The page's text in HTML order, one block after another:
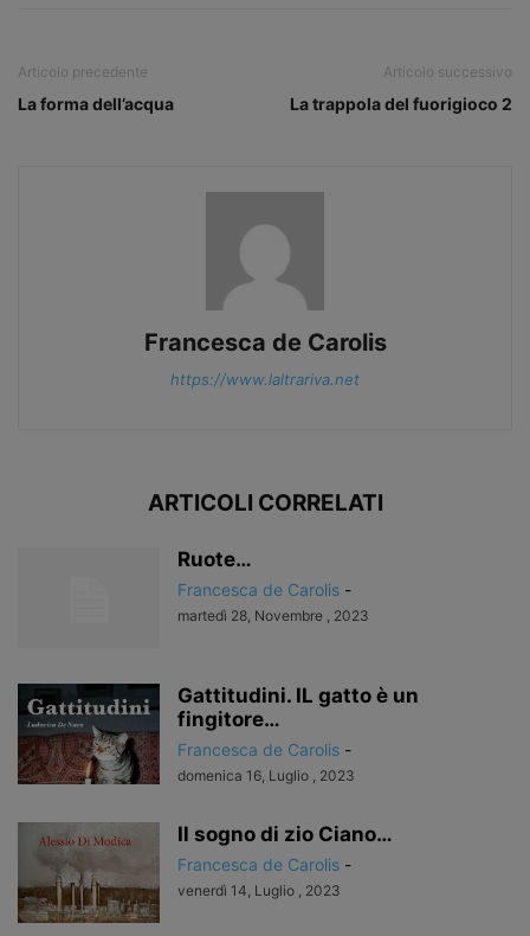
Articolo precedente
La forma dell’acqua
Articolo successivo
La trappola del fuorigioco 2
Francesca de Carolis
https://www.laltrariva.net
ARTICOLI CORRELATI
Ruote…
Francesca de Carolis -
martedì 28, Novembre , 2023
Gattitudini. IL gatto è un
fingitore…
Francesca de Carolis -
domenica 16, Luglio , 2023
Il sogno di zio Ciano…
Francesca de Carolis -
venerdì 14, Luglio , 2023